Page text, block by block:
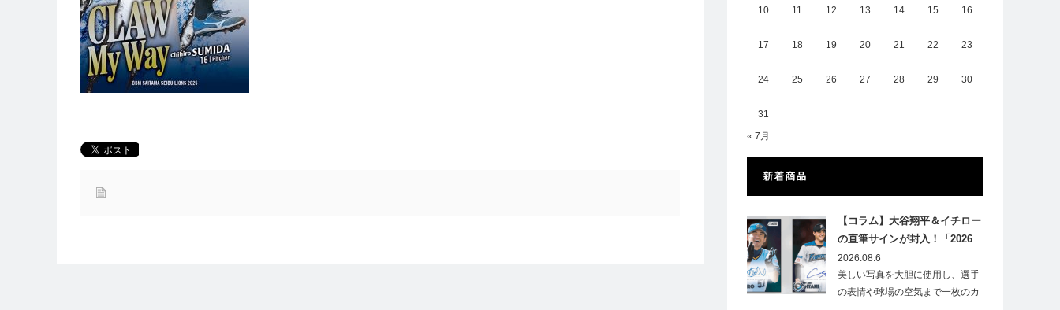
10 11 12 13 14 15 16
17 18 19 20 21 22 23
24 25 26 27 28 29 30
31
« 7月
新着商品
【コラム】大谷翔平＆イチロー
の直筆サインが封入！「2026
Topps NPB Stadium Club」が
見逃せない
2026.08.6
美しい写真を大胆に使用し、選手
の表情や球場の空気まで一枚のカ